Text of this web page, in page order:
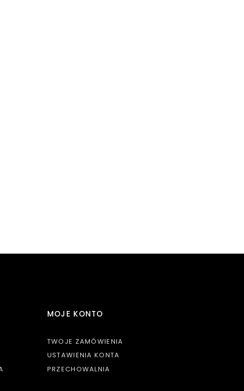
MOJE KONTO
TWOJE ZAMÓWIENIA
USTAWIENIA KONTA
PRZECHOWALNIA